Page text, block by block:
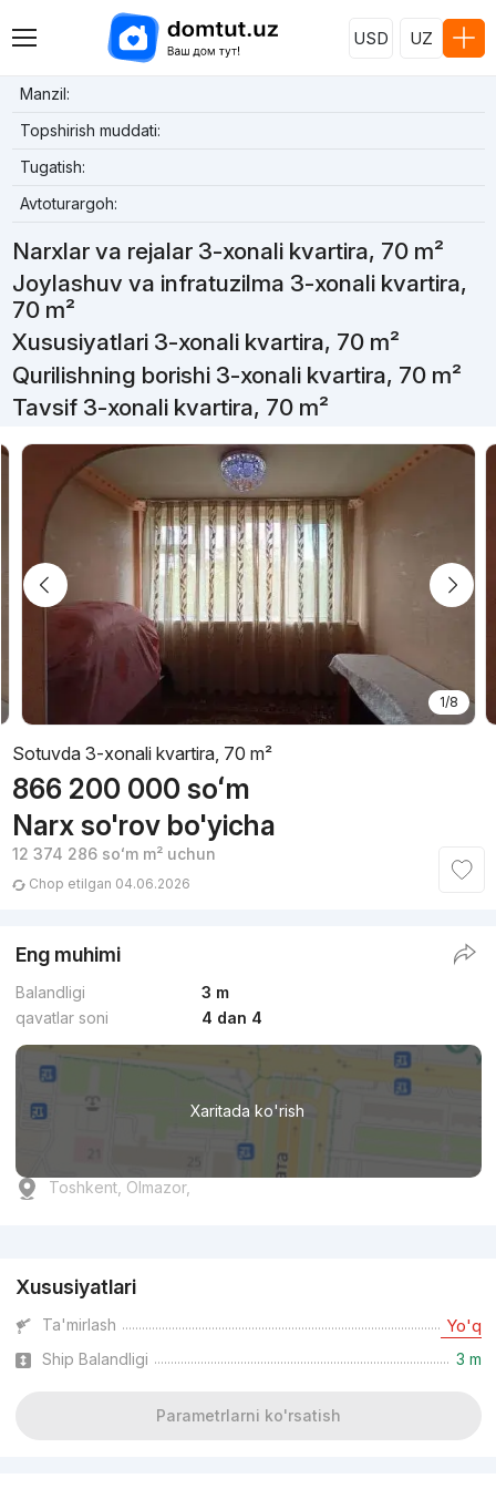
USD UZ
Manzil:
Topshirish muddati:
Tugatish:
Avtoturargoh:
Narxlar va rejalar 3-xonali kvartira, 70 m²
Joylashuv va infratuzilma 3-xonali kvartira,
70 m²
Xususiyatlari 3-xonali kvartira, 70 m²
Qurilishning borishi 3-xonali kvartira, 70 m²
Tavsif 3-xonali kvartira, 70 m²
1/8
Sotuvda 3-xonali kvartira, 70 m²
866 200 000 soʻm
Narx so'rov bo'yicha
12 374 286 soʻmm² uchun
Chop etilgan 04.06.2026
Eng muhimi
Balandligi
3 m
qavatlar soni
4 dan 4
Xaritada ko'rish
Toshkent, Olmazor,
Xususiyatlari
Ta'mirlash Yo'q
Ship Balandligi 3 m
Parametrlarni ko'rsatish